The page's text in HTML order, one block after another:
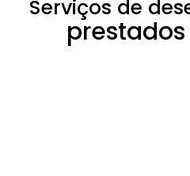
Serviços de